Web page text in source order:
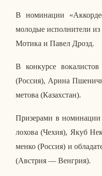
В но­ми­на­ции
мо­ло­дые ис­пол­ни­те­ли
Мотика и Павел Дрозд.
В кон­кур­се
(Россия), Арина
ме­то­ва (Ка­зах­стан).
При­зе­ра­ми в
ло­хо­ва (Чехия), Якуб
мен­ко (Россия) и
(Ав­стрия — Вен­грия).